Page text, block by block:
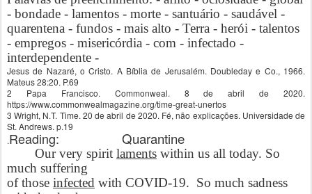
- bondade - lamentos - morte - santuário - saudável -
quarentena - fundos - mais alto - Terra - herói - talentos
- empregos - misericórdia - com - infectado -
interdependente -
Jesus de Nazaré, o Cristo. A Bíblia de Jerusalém. Doubleday e Co., 1966.
Mateus 28:20. P.69
2 Papa Francisco. Commonweal. 8 de abril de 2020.
https://www.commonwealmagazine.org/time-great-unertos
3 Wright, N.T. Time. 20 de abril de 2020. Fé, não explicações. Universidade de
St. Andrews. p.19
.Reading: Quarantine
Our very spirit laments within us all today. So
much suffering
of those infected with COVID-19. So much sadness